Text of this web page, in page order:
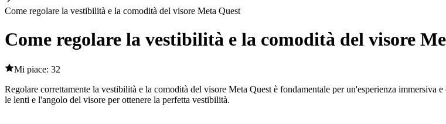
Come regolare la vestibilità e la comodità del visore Meta Quest
Come regolare la vestibilità e la comodità del visore
Mi piace: 32
Regolare correttamente la vestibilità e la comodità del visore Meta Quest è fondamentale per un'esperienza
le lenti e l'angolo del visore per ottenere la perfetta vestibilità.